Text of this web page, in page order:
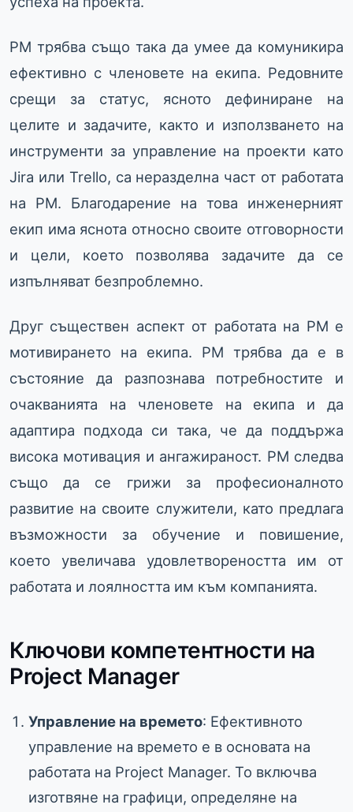
PM трябва също така да умее да комуникира
ефективно с членовете на екипа. Редовните
срещи за статус, ясното дефиниране на
целите и задачите, както и използването на
инструменти за управление на проекти като
Jira или Trello, са неразделна част от работата
на PM. Благодарение на това инженерният
екип има яснота относно своите отговорности
и цели, което позволява задачите да се
изпълняват безпроблемно.
Друг съществен аспект от работата на PM е
мотивирането на екипа. PM трябва да е в
състояние да разпознава потребностите и
очакванията на членовете на екипа и да
адаптира подхода си така, че да поддържа
висока мотивация и ангажираност. PM следва
също да се грижи за професионалното
развитие на своите служители, като предлага
възможности за обучение и повишение,
което увеличава удовлетвореността им от
работата и лоялността им към компанията.
Ключови компетентности на
Project Manager
Управление на времето: Ефективното
управление на времето е в основата на
работата на Project Manager. То включва
изготвяне на графици, определяне на